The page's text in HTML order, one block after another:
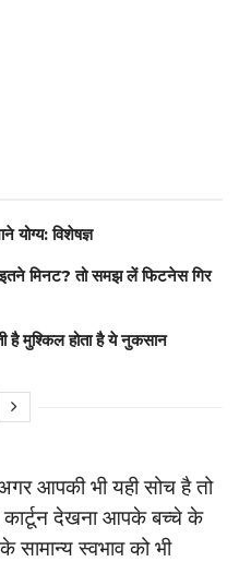
विशेषज्ञ
इतने मिनट? तो समझ लें फिटनेस गिर
मुश्किल होता है ये नुकसान
आपकी भी यही सोच है तो
देखना आपके बच्चे के
स्वभाव को भी